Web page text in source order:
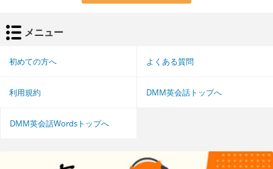
メニュー
初めての方へ よくある質問
利用規約 DMM英会話トップへ
DMM英会話Wordsトップへ